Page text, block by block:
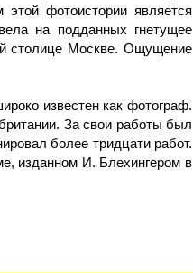
фотоистории является
на подданных гнетущее
столице Москве. Ощущение
известен как фотограф.
За свои работы был
более тридцати работ.
изданном И. Блехингером в